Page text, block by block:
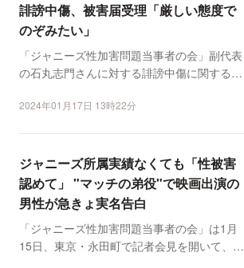
誹謗中傷、被害届受理「厳しい態度で
のぞみたい」
「ジャニーズ性加害問題当事者の会」副代表
の石丸志門さんに対する誹謗中傷に関する被
2024年01月17日 13時22分
ジャニーズ所属実績なくても「性被害
認めて」 "マッチの弟役"で映画出演の
男性が急きょ実名告白
「ジャニーズ性加害問題当事者の会」は1月
15日、東京・永田町で記者会見を開いて、旧